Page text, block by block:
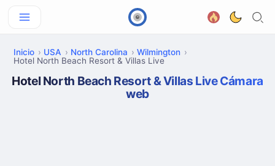
Inicio USA North Carolina
Wilmington
Hotel North Beach Resort & Villas Live
Hotel North Beach Resort & Villas Live Cámara
web